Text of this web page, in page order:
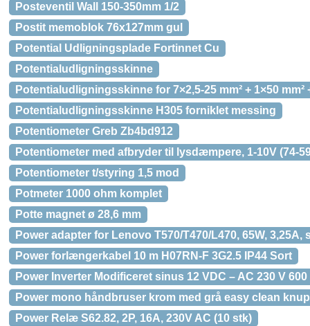
Posteventil Wall 150-350mm 1/2
Postit memoblok 76x127mm gul
Potential Udligningsplade Fortinnet Cu
Potentialudligningsskinne
Potentialudligningsskinne for 7×2,5-25 mm² + 1×50 mm²
Potentialudligningsskinne H305 forniklet messing
Potentiometer Greb Zb4bd912
Potentiometer med afbryder til lysdæmpere, 1-10V (74-
Potentiometer t/styring 1,5 mod
Potmeter 1000 ohm komplet
Potte magnet ø 28,6 mm
Power adapter for Lenovo T570/T470/L470, 65W, 3,25A,
Power forlængerkabel 10 m H07RN-F 3G2.5 IP44 Sort
Power Inverter Modificeret sinus 12 VDC – AC 230 V
Power mono håndbruser krom med grå easy clean
Power Relæ S62.82, 2P, 16A, 230V AC (10 stk)